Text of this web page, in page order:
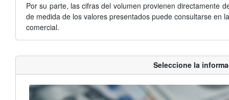
Por su parte, las cifras del volumen provienen directamente
de medida de los valores presentados puede consultarse en
comercial.
Seleccione la